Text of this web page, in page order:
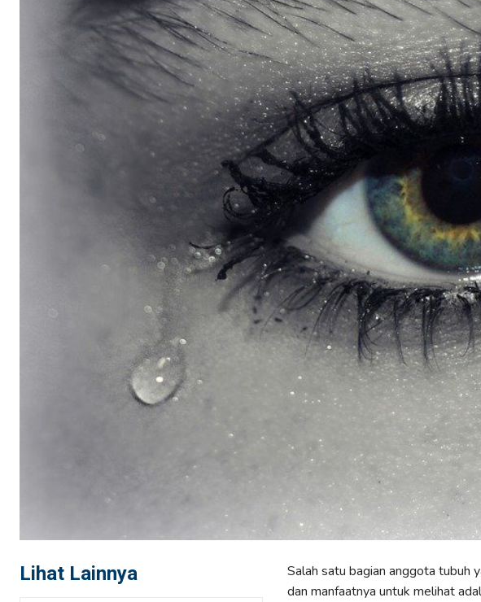
Lihat Lainnya
Salah satu bagian anggota tubuh
dan manfaatnya untuk melihat